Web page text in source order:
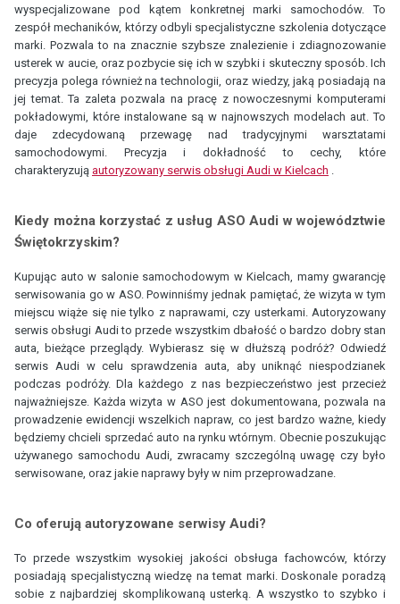
wyspecjalizowane pod kątem konkretnej marki samochodów. To
zespół mechaników, którzy odbyli specjalistyczne szkolenia dotyczące
marki. Pozwala to na znacznie szybsze znalezienie i zdiagnozowanie
usterek w aucie, oraz pozbycie się ich w szybki i skuteczny sposób. Ich
precyzja polega również na technologii, oraz wiedzy, jaką posiadają na
jej temat. Ta zaleta pozwala na pracę z nowoczesnymi komputerami
pokładowymi, które instalowane są w najnowszych modelach aut. To
daje zdecydowaną przewagę nad tradycyjnymi warsztatami
samochodowymi. Precyzja i dokładność to cechy, które
charakteryzują autoryzowany serwis obsługi Audi w Kielcach .
Kiedy można korzystać z usług ASO Audi w województwie
Świętokrzyskim?
Kupując auto w salonie samochodowym w Kielcach, mamy gwarancję
serwisowania go w ASO. Powinniśmy jednak pamiętać, że wizyta w tym
miejscu wiąże się nie tylko z naprawami, czy usterkami. Autoryzowany
serwis obsługi Audi to przede wszystkim dbałość o bardzo dobry stan
auta, bieżące przeglądy. Wybierasz się w dłuższą podróż? Odwiedź
serwis Audi w celu sprawdzenia auta, aby uniknąć niespodzianek
podczas podróży. Dla każdego z nas bezpieczeństwo jest przecież
najważniejsze. Każda wizyta w ASO jest dokumentowana, pozwala na
prowadzenie ewidencji wszelkich napraw, co jest bardzo ważne, kiedy
będziemy chcieli sprzedać auto na rynku wtórnym. Obecnie poszukując
używanego samochodu Audi, zwracamy szczególną uwagę czy było
serwisowane, oraz jakie naprawy były w nim przeprowadzane.
Co oferują autoryzowane serwisy Audi?
To przede wszystkim wysokiej jakości obsługa fachowców, którzy
posiadają specjalistyczną wiedzę na temat marki. Doskonale poradzą
sobie z najbardziej skomplikowaną usterką. A wszystko to szybko i